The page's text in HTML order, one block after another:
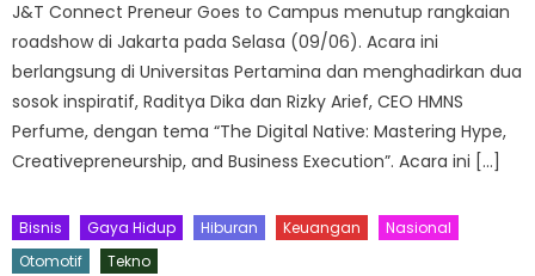
J&T Connect Preneur Goes to Campus menutup rangkaian
roadshow di Jakarta pada Selasa (09/06). Acara ini
berlangsung di Universitas Pertamina dan menghadirkan dua
sosok inspiratif, Raditya Dika dan Rizky Arief, CEO HMNS
Perfume, dengan tema “The Digital Native: Mastering Hype,
Creativepreneurship, and Business Execution”. Acara ini […]
Bisnis Gaya Hidup Hiburan Keuangan
Nasional
Otomotif
Tekno